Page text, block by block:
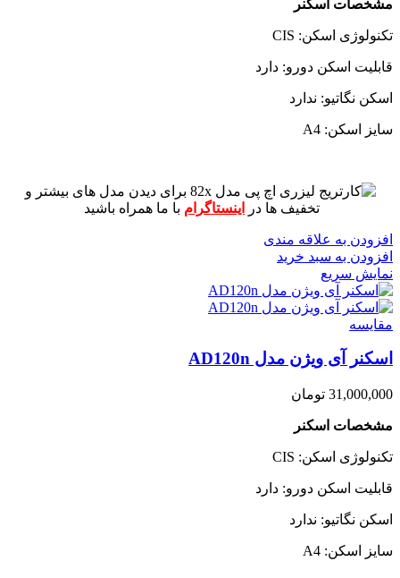
مشخصات اسکنر
تکنولوژی اسکن: CIS
قابلیت اسکن دورو: دارد
اسکن نگاتیو: ندارد
سایز اسکن: A4
برای دیدن مدل های بیشتر و
تخفیف ها در
اینستاگرام با ما همراه باشید
افزودن به علاقه مندی
افزودن به سبد خرید
نمایش سریع
مقايسه
اسکنر آی ویژن مدل AD120n
31,000,000 تومان
مشخصات اسکنر
تکنولوژی اسکن: CIS
قابلیت اسکن دورو: دارد
اسکن نگاتیو: ندارد
سایز اسکن: A4